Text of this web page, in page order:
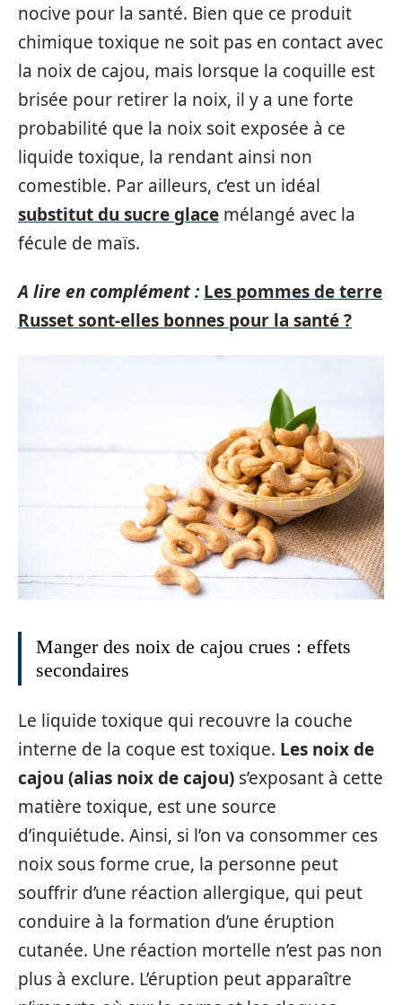
nocive pour la santé. Bien que ce produit
chimique toxique ne soit pas en contact avec
la noix de cajou, mais lorsque la coquille est
brisée pour retirer la noix, il y a une forte
probabilité que la noix soit exposée à ce
liquide toxique, la rendant ainsi non
comestible. Par ailleurs, c’est un idéal
substitut du sucre glace mélangé avec la
fécule de maïs.
A lire en complément : Les pommes de terre
Russet sont-elles bonnes pour la santé ?
Manger des noix de cajou crues : effets
secondaires
Le liquide toxique qui recouvre la couche
interne de la coque est toxique. Les noix de
cajou (alias noix de cajou) s’exposant à cette
matière toxique, est une source
d’inquiétude. Ainsi, si l’on va consommer ces
noix sous forme crue, la personne peut
souffrir d’une réaction allergique, qui peut
conduire à la formation d’une éruption
cutanée. Une réaction mortelle n’est pas non
plus à exclure. L’éruption peut apparaître